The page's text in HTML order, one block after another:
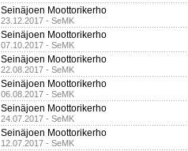
Seinäjoen Moottorikerho
23.12.2017 - SeMK
Seinäjoen Moottorikerho
07.10.2017 - SeMK
Seinäjoen Moottorikerho
22.08.2017 - SeMK
Seinäjoen Moottorikerho
06.08.2017 - SeMK
Seinäjoen Moottorikerho
24.07.2017 - SeMK
Seinäjoen Moottorikerho
12.07.2017 - SeMK